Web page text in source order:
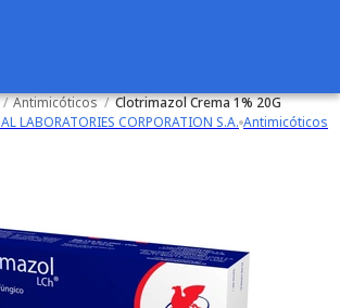
/ Antimicóticos / Clotrimazol Crema 1% 20G
LABORATORIES CORPORATION S.A. Antimicóticos